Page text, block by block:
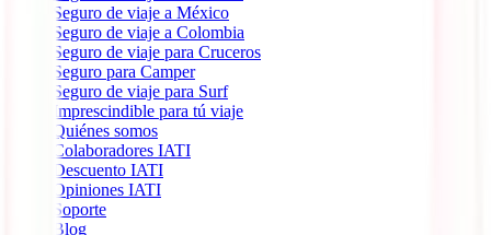
Seguro de viaje a México
Seguro de viaje a Colombia
Seguro de viaje para Cruceros
Seguro para Camper
Seguro de viaje para Surf
Imprescindible para tú viaje
Quiénes somos
Colaboradores IATI
Descuento IATI
Opiniones IATI
Soporte
Blog